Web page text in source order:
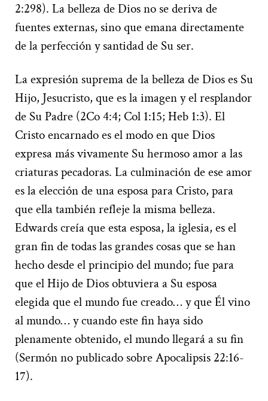
2:298). La belleza de Dios no se deriva de
fuentes externas, sino que emana directamente
de la perfección y santidad de Su ser.
La expresión suprema de la belleza de Dios es Su
Hijo, Jesucristo, que es la imagen y el resplandor
de Su Padre (2Co 4:4; Col 1:15; Heb 1:3). El
Cristo encarnado es el modo en que Dios
expresa más vivamente Su hermoso amor a las
criaturas pecadoras. La culminación de ese amor
es la elección de una esposa para Cristo, para
que ella también refleje la misma belleza.
Edwards creía que esta esposa, la iglesia, es el
gran fin de todas las grandes cosas que se han
hecho desde el principio del mundo; fue para
que el Hijo de Dios obtuviera a Su esposa
elegida que el mundo fue creado… y que Él vino
al mundo… y cuando este fin haya sido
plenamente obtenido, el mundo llegará a su fin
(Sermón no publicado sobre Apocalipsis 22:16-
17).